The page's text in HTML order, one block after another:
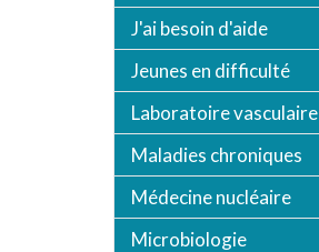
J'ai besoin d'aide
Jeunes en difficulté
Laboratoire vasculaire
Maladies chroniques
Médecine nucléaire
Microbiologie